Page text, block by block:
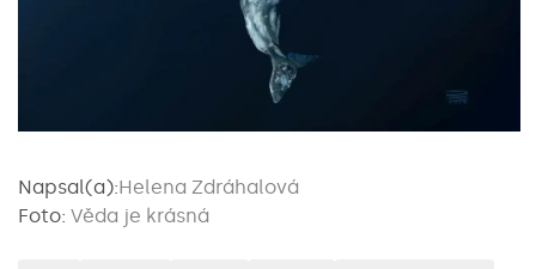
Napsal(a):Helena Zdráhalová
Foto: Věda je krásná